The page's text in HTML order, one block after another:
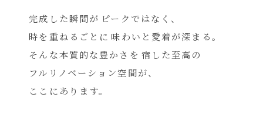
完成した瞬間が ピークではなく、
時を重ねるごとに 味わいと愛着が深まる。
そんな本質的な豊かさを 宿した至高の
フルリノベーション空間が、
ここにあります。